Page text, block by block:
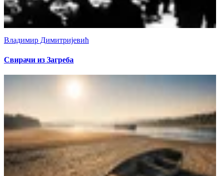
Владимир Димитријевић
Свирачи из Загреба